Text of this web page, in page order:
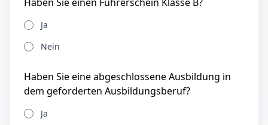
Ja
Nein
Haben Sie eine abgeschlossene Ausbildung in
dem geforderten Ausbildungsberuf?
Ja